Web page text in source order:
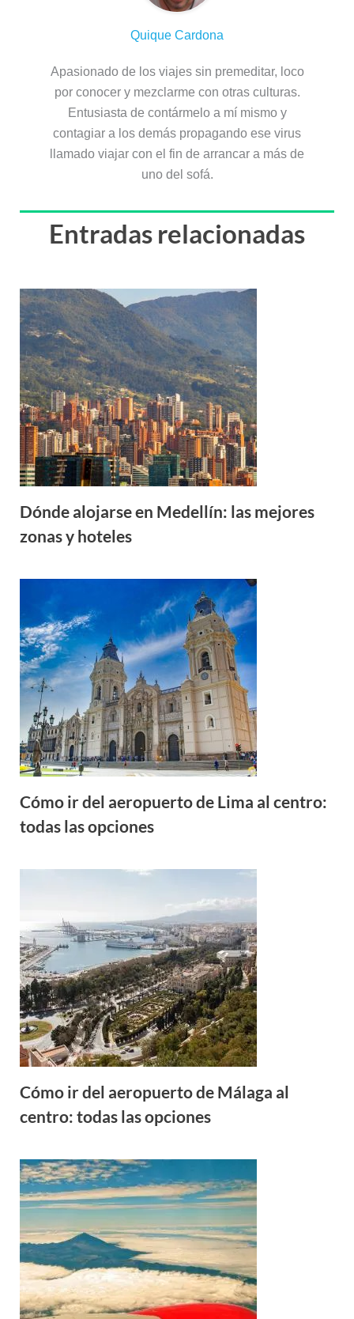
Quique Cardona
Apasionado de los viajes sin premeditar, loco
por conocer y mezclarme con otras culturas.
Entusiasta de contármelo a mí mismo y
contagiar a los demás propagando ese virus
llamado viajar con el fin de arrancar a más de
uno del sofá.
Entradas relacionadas
Dónde alojarse en Medellín: las mejores
zonas y hoteles
Cómo ir del aeropuerto de Lima al centro:
todas las opciones
Cómo ir del aeropuerto de Málaga al
centro: todas las opciones